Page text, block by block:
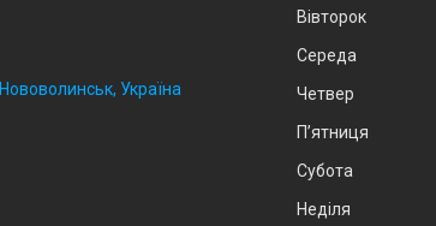
Україна
Вівторок
Середа
Четвер
Пʼятниця
Субота
Неділя